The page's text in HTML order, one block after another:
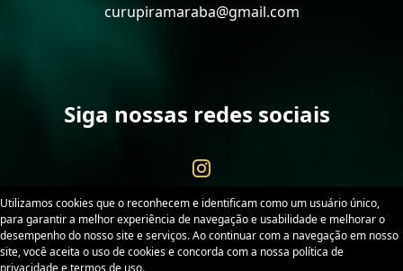
curupiramaraba@gmail.com
Siga nossas redes sociais
Curupira Marabá. Desenvolvido por Sitex
Utilizamos cookies que o reconhecem e identificam como um usuário único,
para garantir a melhor experiência de navegação e usabilidade e melhorar o
desempenho do nosso site e serviços. Ao continuar com a navegação em nosso
site, você aceita o uso de cookies e concorda com a nossa política de
privacidade e termos de uso.